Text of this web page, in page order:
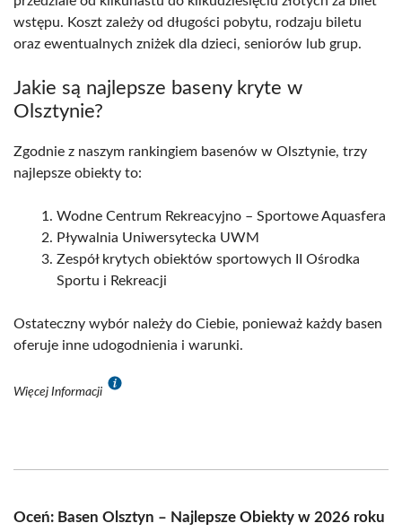
wstępu. Koszt zależy od długości pobytu, rodzaju biletu
oraz ewentualnych zniżek dla dzieci, seniorów lub grup.
Jakie są najlepsze baseny kryte w
Olsztynie?
Zgodnie z naszym rankingiem basenów w Olsztynie, trzy
najlepsze obiekty to:
Wodne Centrum Rekreacyjno – Sportowe Aquasfera
Pływalnia Uniwersytecka UWM
Zespół krytych obiektów sportowych II Ośrodka
Sportu i Rekreacji
Ostateczny wybór należy do Ciebie, ponieważ każdy basen
oferuje inne udogodnienia i warunki.
Więcej Informacji
Oceń: Basen Olsztyn – Najlepsze Obiekty w 2026 roku